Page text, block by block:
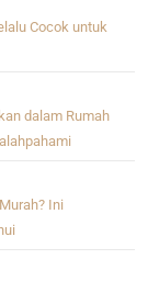
Cocok untuk
dalam Rumah
Ini